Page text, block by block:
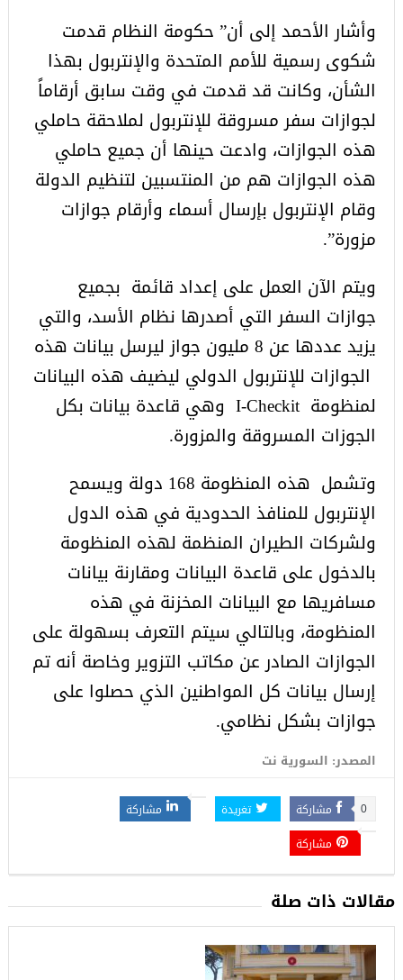
وأشار الأحمد إلى أن” حكومة النظام قدمت
شكوى رسمية للأمم المتحدة والإنتربول بهذا
الشأن، وكانت قد قدمت في وقت سابق أرقاماً
لجوازات سفر مسروقة للإنتربول لملاحقة حاملي
هذه الجوازات، وادعت حينها أن جميع حاملي
هذه الجوازات هم من المنتسبين لتنظيم الدولة
وقام الإنتربول بإرسال أسماء وأرقام جوازات
مزورة”.
ويتم الآن العمل على إعداد قائمة بجميع
جوازات السفر التي أصدرها نظام الأسد، والتي
يزيد عددها عن 8 مليون جواز ليرسل بيانات هذه
الجوازات للإنتربول الدولي ليضيف هذه البيانات
لمنظومة I-Checkit وهي قاعدة بيانات بكل
الجوزات المسروقة والمزورة.
وتشمل هذه المنظومة 168 دولة ويسمح
الإنتربول للمنافذ الحدودية في هذه الدول
ولشركات الطيران المنظمة لهذه المنظومة
بالدخول على قاعدة البيانات ومقارنة بيانات
مسافريها مع البيانات المخزنة في هذه
المنظومة، وبالتالي سيتم التعرف بسهولة على
الجوازات الصادر عن مكاتب التزوير وخاصة أنه تم
إرسال بيانات كل المواطنين الذي حصلوا على
جوازات بشكل نظامي.
المصدر: السورية نت
مشاركة 0 تغريدة
مشاركة
مشاركة
مقالات ذات صلة